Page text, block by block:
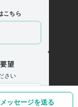
メッセージを送る